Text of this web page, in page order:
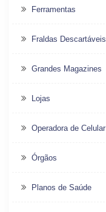
Ferramentas
Fraldas Descartáveis
Grandes Magazines
Lojas
Operadora de Celular
Órgãos
Planos de Saúde